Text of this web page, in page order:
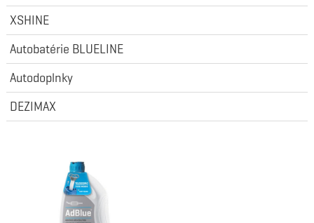
XSHINE
Autobatérie BLUELINE
Autodoplnky
DEZIMAX